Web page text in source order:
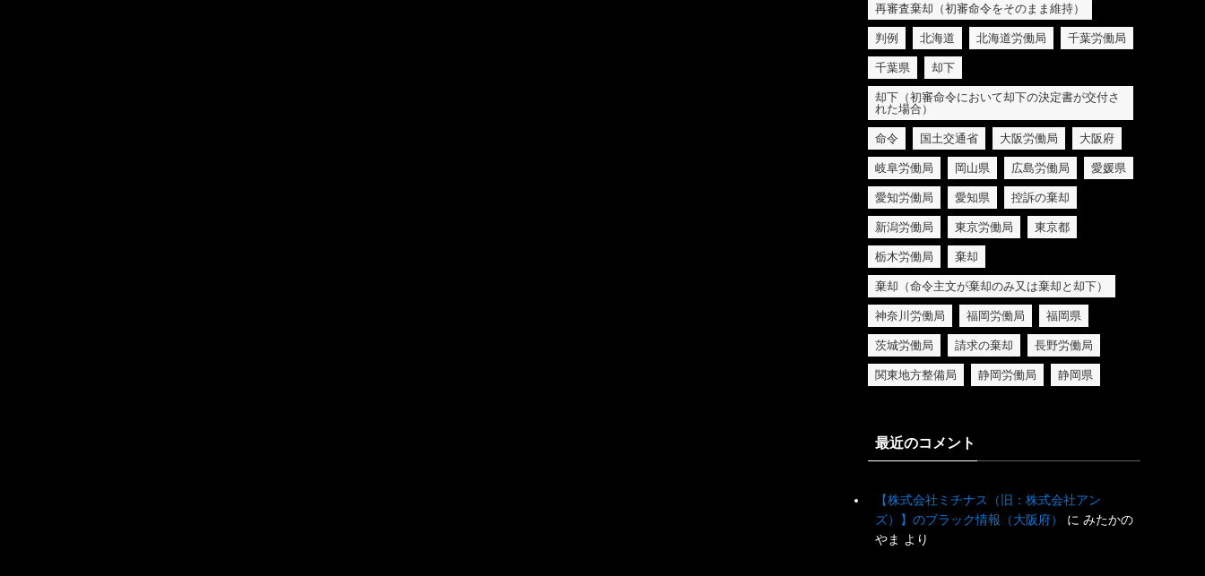
再審査棄却（初審命令をそのまま維持）
判例 北海道 北海道労働局 千葉労働局
千葉県 却下
却下（初審命令において却下の決定書が交付さ
れた場合）
命令 国土交通省 大阪労働局 大阪府
岐阜労働局 岡山県 広島労働局 愛媛県
愛知労働局 愛知県 控訴の棄却
新潟労働局 東京労働局 東京都
栃木労働局 棄却
棄却（命令主文が棄却のみ又は棄却と却下）
神奈川労働局 福岡労働局 福岡県
茨城労働局 請求の棄却 長野労働局
関東地方整備局 静岡労働局 静岡県
最近のコメント
【株式会社ミチナス（旧：株式会社アン
ズ）】のブラック情報（大阪府）
に みたかの
やま より